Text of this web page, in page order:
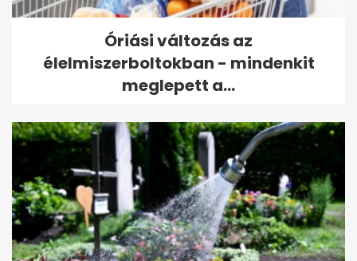
Óriási változás az
élelmiszerboltokban - mindenkit
meglepett a...